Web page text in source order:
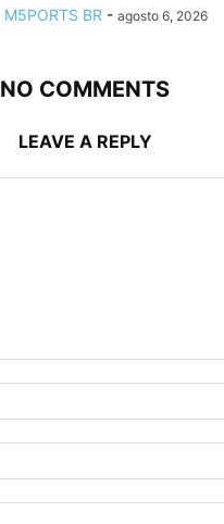
M5PORTS BR - agosto 6, 2026
NO COMMENTS
LEAVE A REPLY